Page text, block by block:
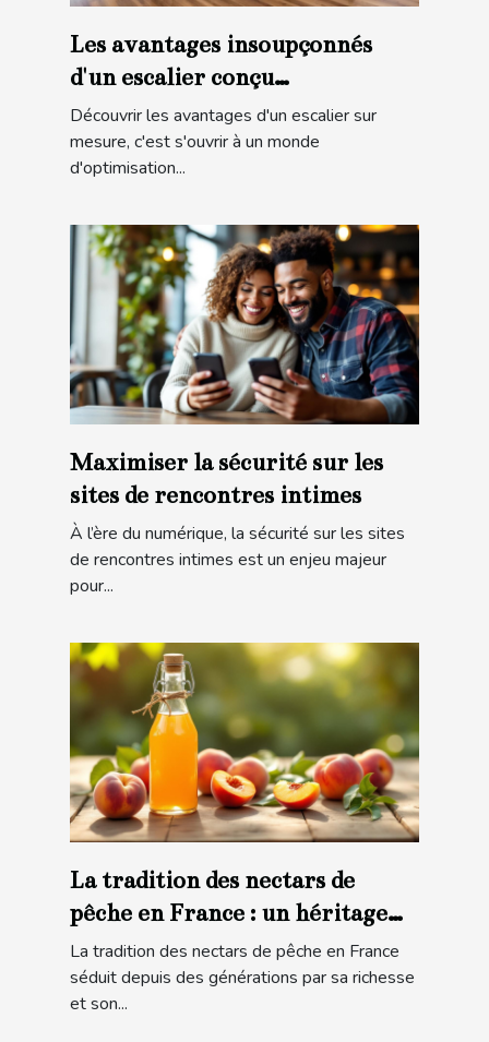
Les avantages insoupçonnés
d'un escalier conçu
spécialement pour vous
Découvrir les avantages d'un escalier sur
mesure, c'est s'ouvrir à un monde
d'optimisation...
Maximiser la sécurité sur les
sites de rencontres intimes
À l’ère du numérique, la sécurité sur les sites
de rencontres intimes est un enjeu majeur
pour...
La tradition des nectars de
pêche en France : un héritage
gustatif
La tradition des nectars de pêche en France
séduit depuis des générations par sa richesse
et son...